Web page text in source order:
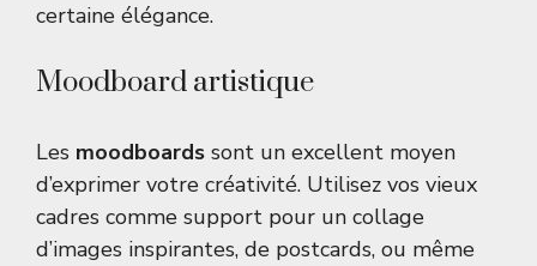
certaine élégance.
Moodboard artistique
Les moodboards sont un excellent moyen
d’exprimer votre créativité. Utilisez vos vieux
cadres comme support pour un collage
d’images inspirantes, de postcards, ou même